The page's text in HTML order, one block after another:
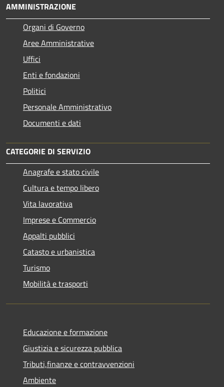
AMMINISTRAZIONE
Organi di Governo
Aree Amministrative
Uffici
Enti e fondazioni
Politici
Personale Amministrativo
Documenti e dati
CATEGORIE DI SERVIZIO
Anagrafe e stato civile
Cultura e tempo libero
Vita lavorativa
Imprese e Commercio
Appalti pubblici
Catasto e urbanistica
Turismo
Mobilità e trasporti
Educazione e formazione
Giustizia e sicurezza pubblica
Tributi,finanze e contravvenzioni
Ambiente